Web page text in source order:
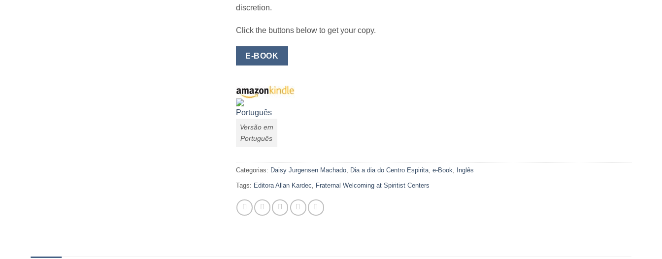
discretion.
Click the buttons below to get your copy.
E-BOOK
Versão em
Português
Categorias: Daisy Jurgensen Machado, Dia a dia do Centro Espirita, e-Book, Inglês
Tags: Editora Allan Kardec, Fraternal Welcoming at Spiritist Centers